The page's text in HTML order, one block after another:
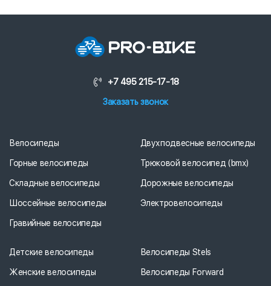
+7 495 215-17-18
Заказать звонок
Велосипеды
Горные велосипеды
Складные велосипеды
Шоссейные велосипеды
Гравийные велосипеды
Двухподвесные велосипеды
Трюковой велосипед (bmx)
Дорожные велосипеды
Электровелосипеды
Детские велосипеды
Женские велосипеды
Велосипеды Stels
Велосипеды Forward